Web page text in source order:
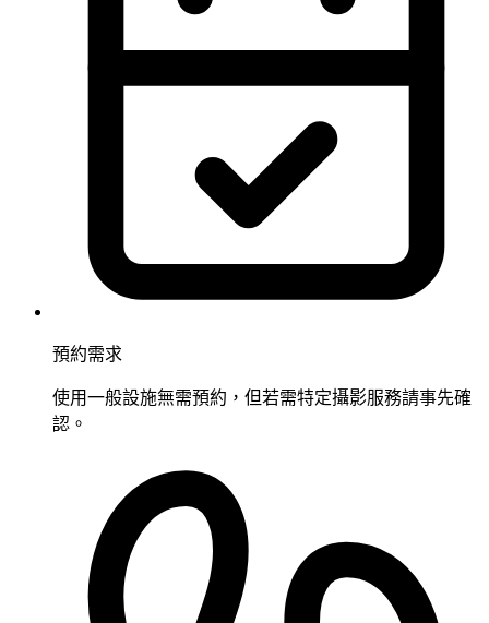
預約需求
使用一般設施無需預約，但若需特定攝影服務請事先確
認。